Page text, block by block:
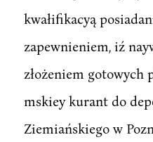
kwałifikacyą
zapewnieniem, iź
złożeniem gotowych
mskiey kurant do
Ziemiańskiego w